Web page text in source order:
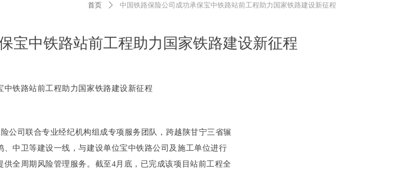
宝中铁路站前工程助力国家铁路建设新征程
中铁路站前工程助力国家铁路建设新征程
公司联合专业经纪机构组成专项服务团队，跨越陕甘宁三省辗
、中卫等建设一线，与建设单位宝中铁路公司及施工单位进行
供全周期风险管理服务。截至4月底，已完成该项目站前工程全
首页 ꄲ 中国铁路保险公司成功承保宝中铁路站前工程助力国家铁路建设新征程